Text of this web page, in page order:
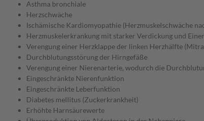
Asthma bronchiale
Herzschwäche
Ischämische Kardiomyopathie (Herzmuskelschwäche
Herzmuskelerkrankung mit starker Verdickung und
Verengung einer Herzklappe der linken Herzhälfte
Durchblutungsstörung der Hirngefäße
Verengung einer Nierenarterie, wodurch die
Eingeschränkte Nierenfunktion
Eingeschränkte Leberfunktion
Diabetes mellitus (Zuckerkrankheit)
Erhöhte Harnsäurewerte